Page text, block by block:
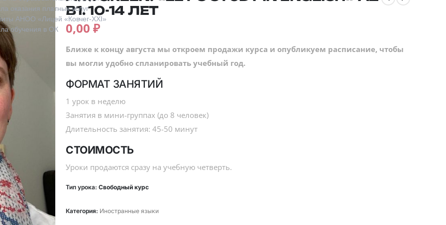
В1. 10-14 ЛЕТ
0,00₽
Ближе к концу августа мы откроем продажи курса и опубликуем расписание, чтобы
вы могли удобно спланировать учебный год.
ФОРМАТ ЗАНЯТИЙ
1 урок в неделю
Занятия в мини-группах (до 8 человек)
Длительность занятия: 45-50 минут
СТОИМОСТЬ
Уроки продаются сразу на учебную четверть.
Тип урока:Свободный курс
Категория: Иностранные языки
оказания платных услуг
АНОО «Лицей «Ковчег-XXI»
обучения в ОК